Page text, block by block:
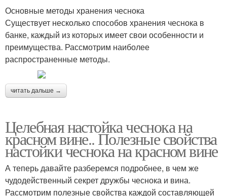
Основные методы хранения чеснока
Существует несколько способов хранения чеснока в
банке, каждый из которых имеет свои особенности и
преимущества. Рассмотрим наиболее
распространенные методы.
читать дальше →
Целебная настойка чеснока на
красном вине.. Полезные свойства
настойки чеснока на красном вине
А теперь давайте разберемся подробнее, в чем же
чудодейственный секрет дружбы чеснока и вина.
Рассмотрим полезные свойства каждой составляющей